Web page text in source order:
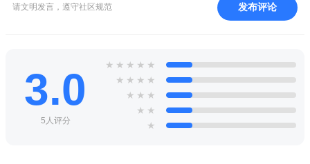
请文明发言，遵守社区规范 发布评论
3.0
5人评分
★ ★ ★ ★ ★
★ ★ ★ ★
★ ★ ★
★ ★
★